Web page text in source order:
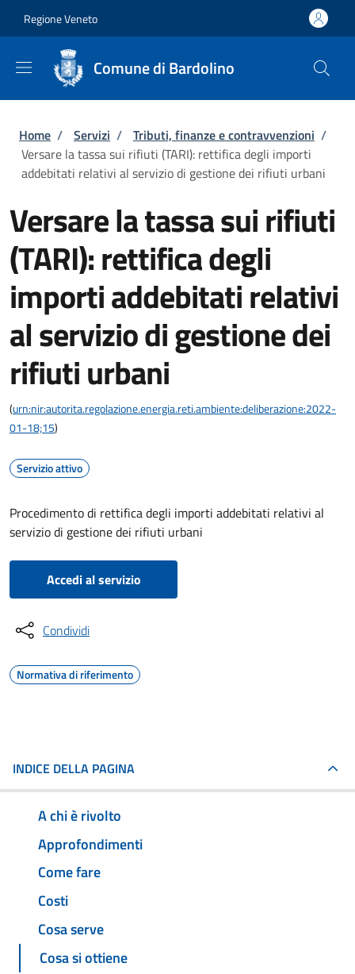
Regione Veneto
Comune di Bardolino
Briciole di pane
Home / Servizi / Tributi, finanze e contravvenzioni /
Versare la tassa sui rifiuti (TARI): rettifica degli importi
addebitati relativi al servizio di gestione dei rifiuti urbani
Versare la tassa sui rifiuti
(TARI): rettifica degli
importi addebitati relativi
al servizio di gestione dei
rifiuti urbani
(urn:nir:autorita.regolazione.energia.reti.ambiente:deliberazione:2022-
01-18;15)
Servizio attivo
Procedimento di rettifica degli importi addebitati relativi al
servizio di gestione dei rifiuti urbani
Accedi al servizio
Condividi
Normativa di riferimento
INDICE DELLA PAGINA
A chi è rivolto
Approfondimenti
Come fare
Costi
Cosa serve
Cosa si ottiene